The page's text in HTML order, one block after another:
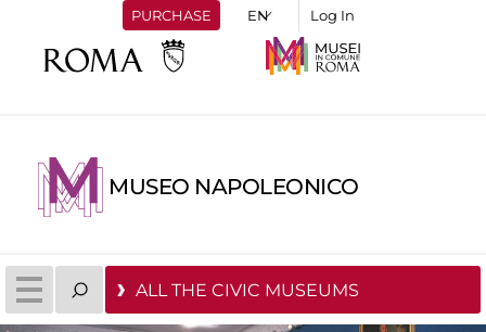
PURCHASE Log In
MUSEO NAPOLEONICO
ALL THE CIVIC MUSEUMS